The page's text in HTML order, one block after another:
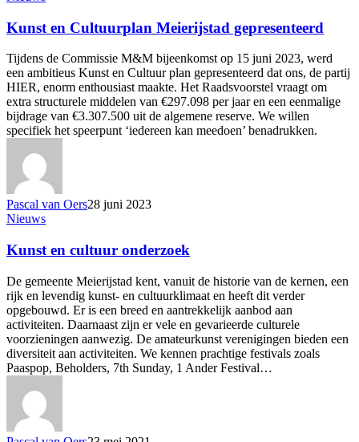
Cultuurplan
Meierijstad
gepresenteerd
Kunst en Cultuurplan Meierijstad gepresenteerd
Tijdens de Commissie M&M bijeenkomst op 15 juni 2023, werd
een ambitieus Kunst en Cultuur plan gepresenteerd dat ons, de partij
HIER, enorm enthousiast maakte. Het Raadsvoorstel vraagt om
extra structurele middelen van €297.098 per jaar en een eenmalige
bijdrage van €3.307.500 uit de algemene reserve. We willen
specifiek het speerpunt ‘iedereen kan meedoen’ benadrukken.
Pascal van Oers28 juni 2023
Kunst
cultuur
onderzoek
Nieuws
Kunst en cultuur onderzoek
De gemeente Meierijstad kent, vanuit de historie van de kernen, een
rijk en levendig kunst- en cultuurklimaat en heeft dit verder
opgebouwd. Er is een breed en aantrekkelijk aanbod aan
activiteiten. Daarnaast zijn er vele en gevarieerde culturele
voorzieningen aanwezig. De amateurkunst verenigingen bieden een
diversiteit aan activiteiten. We kennen prachtige festivals zoals
Paaspop, Beholders, 7th Sunday, 1 Ander Festival…